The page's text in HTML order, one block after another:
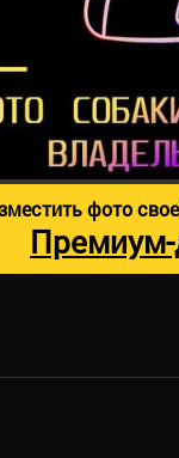
фото
Премиум-